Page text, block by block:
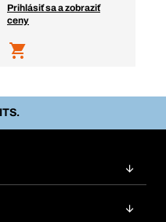
Prihlásiť sa a zobraziť
ceny